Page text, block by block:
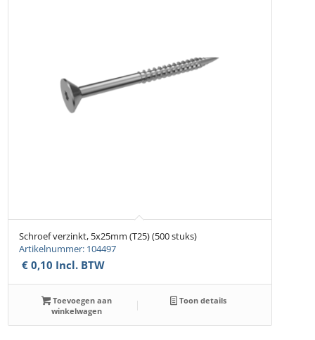
Schroef verzinkt, 5x25mm (T25) (500 stuks)
Artikelnummer: 104497
€ 0,10 Incl. BTW
Toevoegen aan
winkelwagen
Toon details